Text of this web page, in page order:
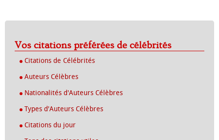
Vos citations préférées de célébrités
Citations de Célébrités
Auteurs Célèbres
Nationalités d'Auteurs Célèbres
Types d'Auteurs Célèbres
Citations du jour